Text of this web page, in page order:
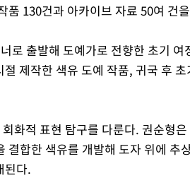
130건과 아카이브 자료 50여 건
로 출발해 도예가로 전향한 초기
제작한 색유 도예 작품, 귀국 후
화적 표현 탐구를 다룬다. 권순형
결합한 색유를 개발해 도자 위에 추
된다.